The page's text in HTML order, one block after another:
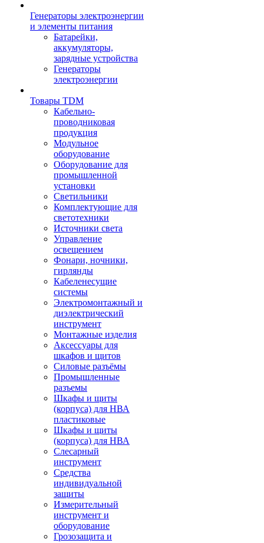
Генераторы электроэнергии
и элементы питания
Батарейки,
аккумуляторы,
зарядные устройства
Генераторы
электроэнергии
Товары TDM
Кабельно-
проводниковая
продукция
Модульное
оборудование
Оборудование для
промышленной
установки
Светильники
Комплектующие для
светотехники
Источники света
Управление
освещением
Фонари, ночники,
гирлянды
Кабеленесущие
системы
Электромонтажный и
диэлектрический
инструмент
Монтажные изделия
Аксессуары для
шкафов и щитов
Силовые разъёмы
Промышленные
разъемы
Шкафы и щиты
(корпуса) для НВА
пластиковые
Шкафы и щиты
(корпуса) для НВА
Слесарный
инструмент
Средства
индивидуальной
защиты
Измерительный
инструмент и
оборудование
Грозозащита и